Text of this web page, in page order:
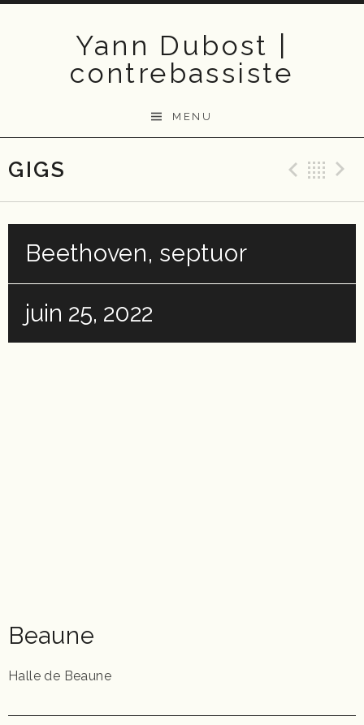
Yann Dubost |
contrebassiste
MENU
GIGS
Beethoven, septuor
juin 25, 2022
Beaune
Halle de Beaune